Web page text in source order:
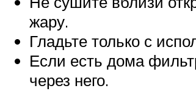
жару.
Гладьте только с
Если есть дома
через него.